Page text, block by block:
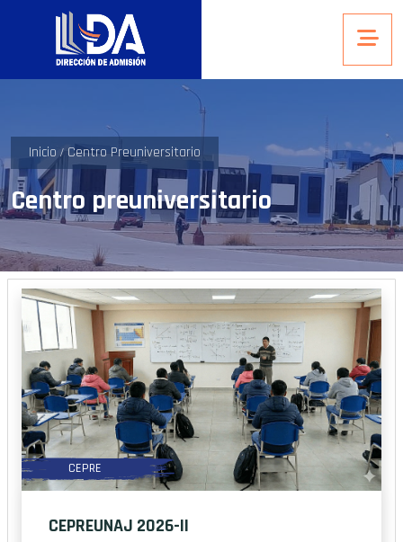
Inicio Centro Preuniversitario
Centro preuniversitario
CEPRE
CEPREUNAJ 2026-II